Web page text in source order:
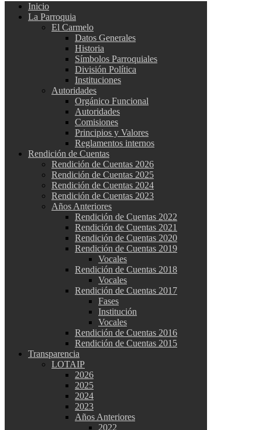
Inicio
La Parroquia
El Carmelo
Datos Generales
Historia
Símbolos Parroquiales
División Política
Instituciones
Autoridades
Orgánico Funcional
Autoridades
Comisiones
Principios y Valores
Reglamentos internos
Rendición de Cuentas
Rendición de Cuentas 2026
Rendición de Cuentas 2025
Rendición de Cuentas 2024
Rendición de Cuentas 2023
Años Anteriores
Rendición de Cuentas 2022
Rendición de Cuentas 2021
Rendición de Cuentas 2020
Rendición de Cuentas 2019
Vocales
Rendición de Cuentas 2018
Vocales
Rendición de Cuentas 2017
Fases
Institución
Vocales
Rendición de Cuentas 2016
Rendición de Cuentas 2015
Transparencia
LOTAIP
2026
2025
2024
2023
Años Anteriores
2022